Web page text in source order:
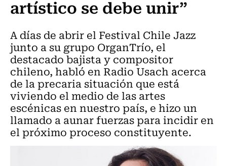
artístico se debe unir”
A días de abrir el Festival Chile Jazz
junto a su grupo OrganTrío, el
destacado bajista y compositor
chileno, habló en Radio Usach acerca
de la precaria situación que está
viviendo el medio de las artes
escénicas en nuestro país, e hizo un
llamado a aunar fuerzas para incidir en
el próximo proceso constituyente.